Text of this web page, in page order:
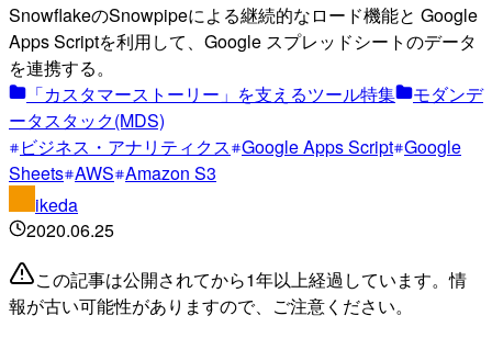
SnowflakeのSnowpipeによる継続的なロード機能と Google
Apps Scriptを利用して、Google スプレッドシートのデータ
を連携する。
「カスタマーストーリー」を支えるツール特集
モダンデ
ータスタック(MDS)
ビジネス・アナリティクス Google Apps Script Google
Sheets AWS Amazon S3
ikeda
2020.06.25
この記事は公開されてから1年以上経過しています。情
報が古い可能性がありますので、ご注意ください。